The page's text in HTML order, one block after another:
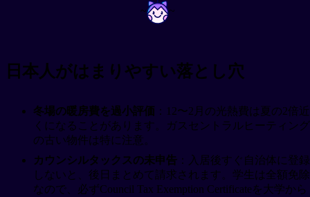
~ ~
日本人がはまりやすい落とし穴
冬場の暖房費を過小評価 ：12〜2月の光熱費は夏の2倍近
くになることがあります。ガスセントラルヒーティング
の古い物件は特に注意。
カウンシルタックスの未申告 ：入居後すぐ自治体に登録
しないと、後日まとめて請求されます。学生は全額免除
なので、必ずCouncil Tax Exemption Certificateを大学から